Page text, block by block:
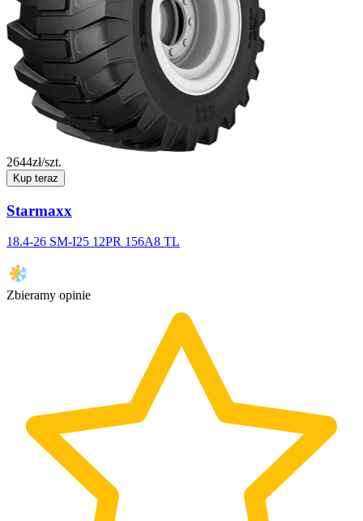
2644zł/szt.
Kup teraz
Starmaxx
18.4-26 SM-I25 12PR 156A8 TL
Zbieramy opinie